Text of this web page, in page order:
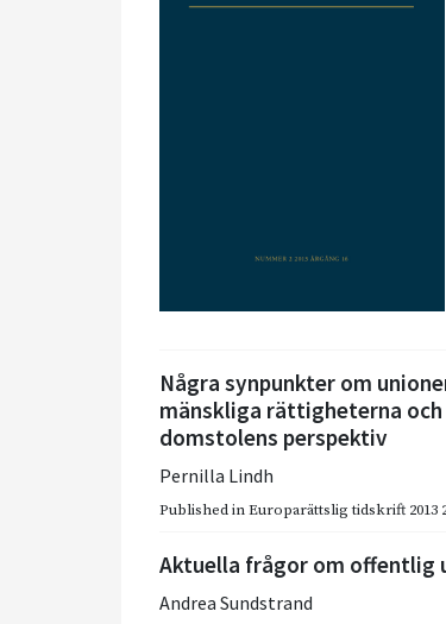
Några synpunkter om
mänskliga rättigheterna
domstolens perspektiv
Pernilla Lindh
Published inEuroparättslig tidskrift 2013
Aktuella frågor om offentlig
Andrea Sundstrand